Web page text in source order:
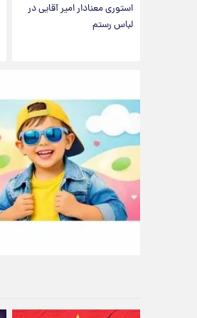
استوری معنادار امیر آقایی در
لباس رستم